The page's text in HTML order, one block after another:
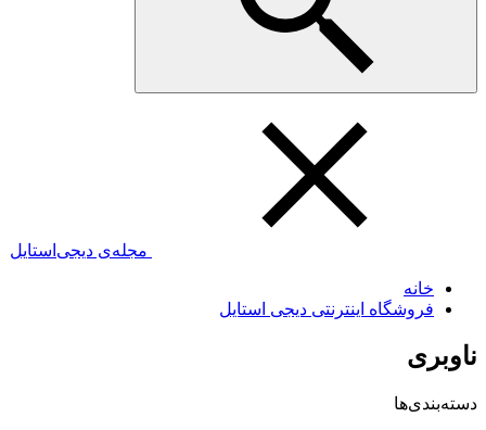
مجله‌ی دیجی‌استایل
خانه
فروشگاه اینترنتی دیجی استایل
ناوبری
دسته‌بندی‌ها